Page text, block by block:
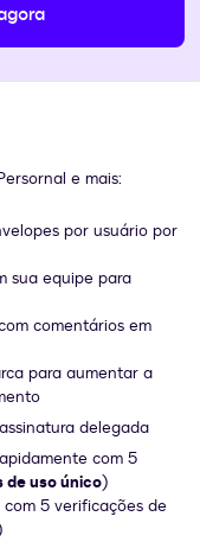
e mais:
por usuário por
sua equipe para
comentários em
para aumentar a
delegada
com 5
de uso único)
5 verificações de